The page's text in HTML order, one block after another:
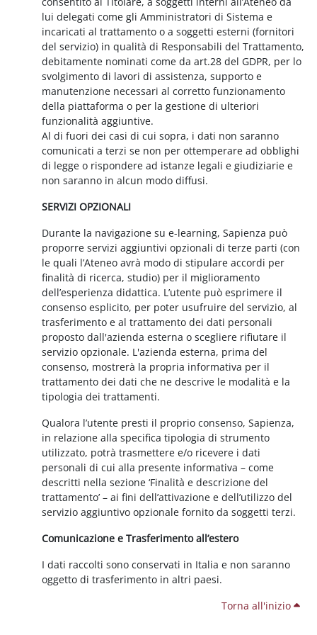
lui delegati come gli Amministratori di Sistema e
incaricati al trattamento o a soggetti esterni (fornitori
del servizio) in qualità di Responsabili del Trattamento,
debitamente nominati come da art.28 del GDPR, per lo
svolgimento di lavori di assistenza, supporto e
manutenzione necessari al corretto funzionamento
della piattaforma o per la gestione di ulteriori
funzionalità aggiuntive.
Al di fuori dei casi di cui sopra, i dati non saranno
comunicati a terzi se non per ottemperare ad obblighi
di legge o rispondere ad istanze legali e giudiziarie e
non saranno in alcun modo diffusi.
SERVIZI OPZIONALI
Durante la navigazione su e-learning, Sapienza può
proporre servizi aggiuntivi opzionali di terze parti (con
le quali l’Ateneo avrà modo di stipulare accordi per
finalità di ricerca, studio) per il miglioramento
dell’esperienza didattica. L’utente può esprimere il
consenso esplicito, per poter usufruire del servizio, al
trasferimento e al trattamento dei dati personali
proposto dall'azienda esterna o scegliere rifiutare il
servizio opzionale. L'azienda esterna, prima del
consenso, mostrerà la propria informativa per il
trattamento dei dati che ne descrive le modalità e la
tipologia dei trattamenti.
Qualora l’utente presti il proprio consenso, Sapienza,
in relazione alla specifica tipologia di strumento
utilizzato, potrà trasmettere e/o ricevere i dati
personali di cui alla presente informativa – come
descritti nella sezione ‘Finalità e descrizione del
trattamento’ – ai fini dell’attivazione e dell’utilizzo del
servizio aggiuntivo opzionale fornito da soggetti terzi.
Comunicazione e Trasferimento all’estero
I dati raccolti sono conservati in Italia e non saranno
oggetto di trasferimento in altri paesi.
Torna all'inizio